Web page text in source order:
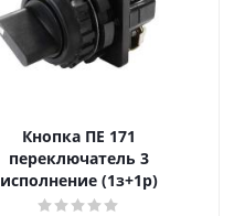
Кнопка ПЕ 171
переключатель 3
исполнение (1з+1р)